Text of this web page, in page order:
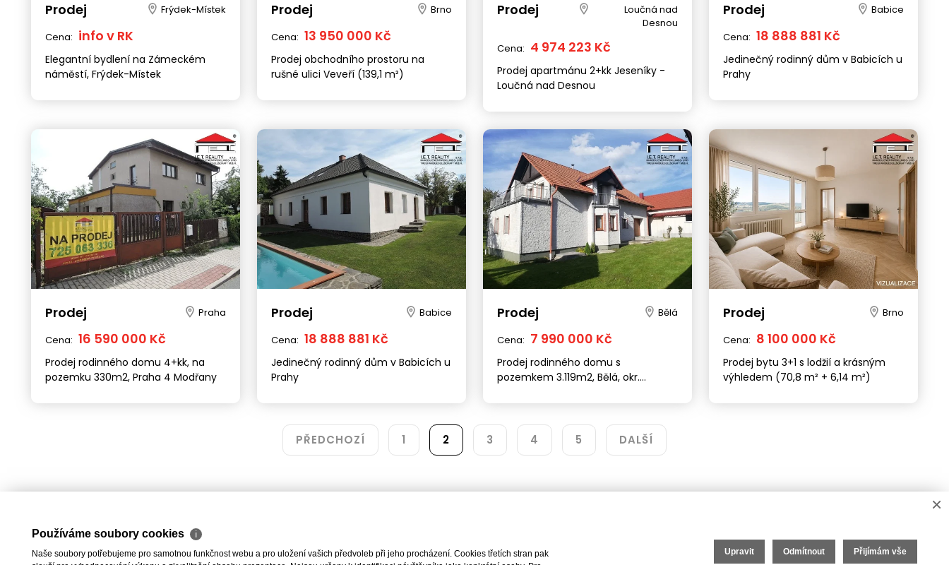
Prodej Frýdek-Místek
Cena: info v RK
Elegantní bydlení na Zámeckém
náměstí, Frýdek-Místek
Prodej Brno
Cena: 13 950 000 Kč
Prodej obchodního prostoru na
rušné ulici Veveří (139,1 m²)
Prodej
Loučná nad
Desnou
Cena: 4 974 223 Kč
Prodej apartmánu 2+kk Jeseníky -
Loučná nad Desnou
Prodej Babice
Cena: 18 888 881 Kč
Jedinečný rodinný dům v Babicích u
Prahy
Prodej Praha
Cena: 16 590 000 Kč
Prodej rodinného domu 4+kk, na
pozemku 330m2, Praha 4 Modřany
Prodej Babice
Cena: 18 888 881 Kč
Jedinečný rodinný dům v Babicích u
Prahy
Prodej Bělá
Cena: 7 990 000 Kč
Prodej rodinného domu s
pozemkem 3.119m2, Bělá, okr.
Prodej Brno
Cena: 8 100 000 Kč
Prodej bytu 3+1 s lodžií a krásným
výhledem (70,8 m² + 6,14 m²)
PŘEDCHOZÍ 1 2 3 4 5 DALŠÍ
Brno
Sídlo společnosti
info.brno@iet-reality.cz
Praha
Pobočka
+420 222 310 399
Ostrava
Pobočka
+420 727 983 315
Olomouc
Pobočka
Nemovitosti na prodej
Nemovitosti k pronájmu
Byty na prodej i k pronájmu
Skladové prostory
Výhody realitní kanceláře
Bezplatné poradenství
Odhady nemovitostí
Geodetické práce
Pojištění
Realitní zpravodaj
×
Používáme soubory cookies ℹ
Naše soubory potřebujeme pro samotnou funkčnost webu a pro uložení vašich předvoleb při jeho procházení. Cookies třetích stran pak
Upravit Odmítnout Přijímám vše